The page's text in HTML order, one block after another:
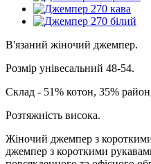
В'язаний жіночий джемпер.
Розмір унівесальний 48-54.
Склад - 51% котон, 35%
Розтяжність висока.
Жіночий джемпер з
джемпер з короткими